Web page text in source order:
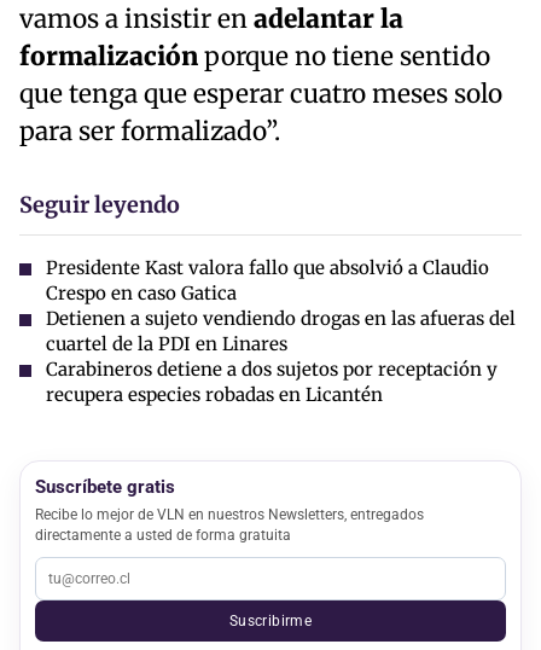
vamos a insistir enadelantar la
formalizaciónporque no tiene sentido
que tenga que esperar cuatro meses solo
para ser formalizado”.
Seguir leyendo
Presidente Kast valora fallo que absolvió a Claudio
Crespo en caso Gatica
Detienen a sujeto vendiendo drogas en las afueras del
cuartel de la PDI en Linares
Carabineros detiene a dos sujetos por receptación y
recupera especies robadas en Licantén
Suscríbete gratis
Recibe lo mejor de VLN en nuestros Newsletters, entregados
directamente a usted de forma gratuita
Suscribirme